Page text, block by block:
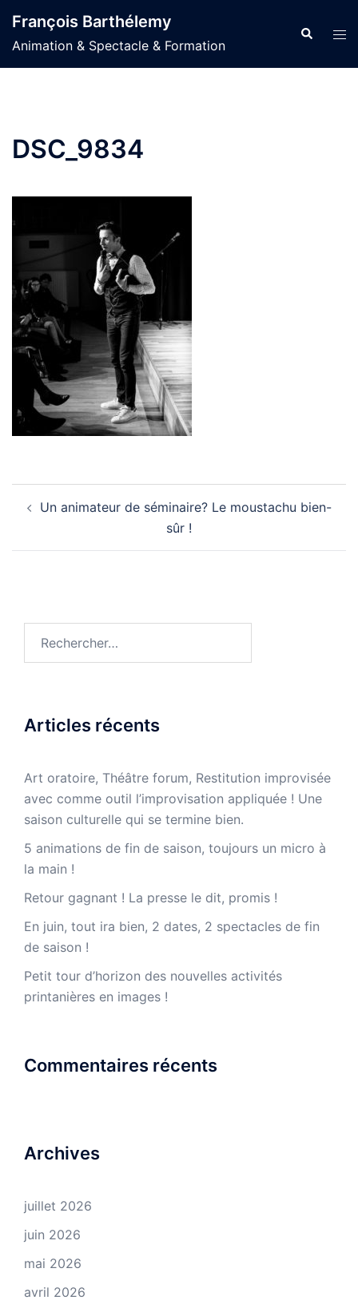
au
contenu
François Barthélemy
Animation & Spectacle & Formation
DSC_9834
d’article
Un animateur de séminaire? Le moustachu bien-
sûr !
Articles récents
Art oratoire, Théâtre forum, Restitution improvisée
avec comme outil l’improvisation appliquée ! Une
saison culturelle qui se termine bien.
5 animations de fin de saison, toujours un micro à
la main !
Retour gagnant ! La presse le dit, promis !
En juin, tout ira bien, 2 dates, 2 spectacles de fin
de saison !
Petit tour d’horizon des nouvelles activités
printanières en images !
Commentaires récents
Archives
juillet 2026
juin 2026
mai 2026
avril 2026